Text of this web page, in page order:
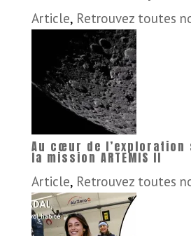
Article, Retrouvez toutes
Au cœur de l’exploration
la mission ARTEMIS II
Article, Retrouvez toutes